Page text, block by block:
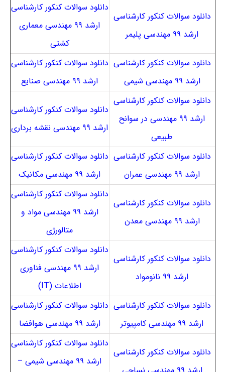
دانلود سوالات کنکور کارشناسی
ارشد ۹۹ مهندسی پلیمر
دانلود سوالات کنکور کارشناسی
ارشد ۹۹ مهندسی معماری
کشتی
دانلود سوالات کنکور کارشناسی
ارشد ۹۹ مهندسی شیمی
دانلود سوالات کنکور کارشناسی
ارشد ۹۹ مهندسی صنایع
دانلود سوالات کنکور کارشناسی
ارشد ۹۹ مهندسی در سوانح
طبیعی
دانلود سوالات کنکور کارشناسی
ارشد ۹۹ مهندسی نقشه برداری
دانلود سوالات کنکور کارشناسی
ارشد ۹۹ مهندسی عمران
دانلود سوالات کنکور کارشناسی
ارشد ۹۹ مهندسی مکانیک
دانلود سوالات کنکور کارشناسی
ارشد ۹۹ مهندسی معدن
دانلود سوالات کنکور کارشناسی
ارشد ۹۹ مهندسی مواد و
متالورژی
دانلود سوالات کنکور کارشناسی
ارشد ۹۹ نانومواد
دانلود سوالات کنکور کارشناسی
ارشد ۹۹ مهندسی فناوری
اطلاعات (IT)
دانلود سوالات کنکور کارشناسی
ارشد ۹۹ مهندسی کامپیوتر
دانلود سوالات کنکور کارشناسی
ارشد ۹۹ مهندسی هوافضا
دانلود سوالات کنکور کارشناسی
دانلود سوالات کنکور کارشناسی
ارشد ۹۹ مهندسی شیمی –